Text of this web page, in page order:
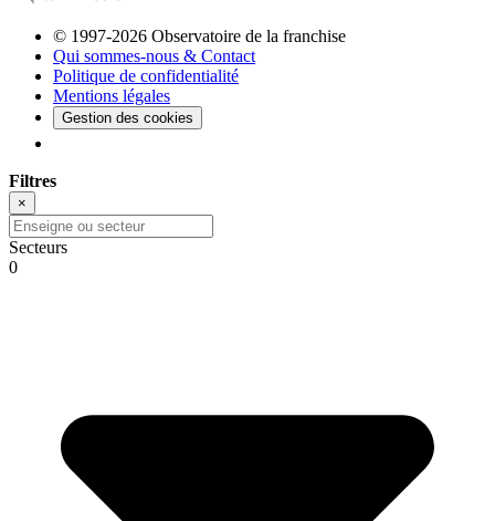
© 1997-2026 Observatoire de la franchise
Qui sommes-nous & Contact
Politique de confidentialité
Mentions légales
Gestion des cookies
Filtres
×
Secteurs
0